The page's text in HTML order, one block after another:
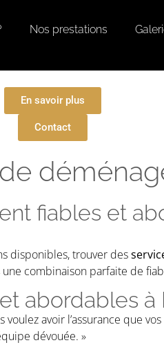
Nos prestations
En savoir plus
Contact
fiables et
disponibles, trouver des
combinaison parfaite de
abordables à
avoir l’assurance que
dévouée. »